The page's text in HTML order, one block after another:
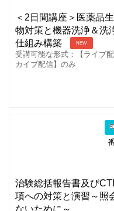
＜2日間講座＞医薬品
物対策と機器洗浄＆洗
仕組み構築
NEW
受講可能な形式：【ライブ
カイブ配信】のみ
治験総括報告書及び
項への対策と演習～照